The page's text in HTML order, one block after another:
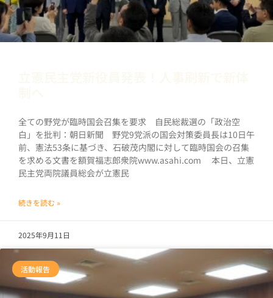
全ての野党が臨時国会召集を要求 自民総裁選の「政治空
白」を批判：朝日新聞 野党9党派の国会対策委員長は10日午
前、憲法53条に基づき、石破茂内閣に対して臨時国会の召集
を求める文書を額賀福志郎衆院www.asahi.com 本日、立憲
民主党両院議員総会が立憲民
続きを読む »
2025年9月11日
活動報告